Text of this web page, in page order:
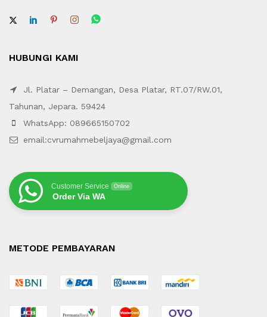
HUBUNGI KAMI
Jl. Platar – Demangan, Desa Platar, RT.07/RW.01,
Tahunan, Jepara. 59424
WhatsApp: 089665150702
email:cvrumahmebeljaya@gmail.com
Customer Service Online
Order Via WA
METODE PEMBAYARAN